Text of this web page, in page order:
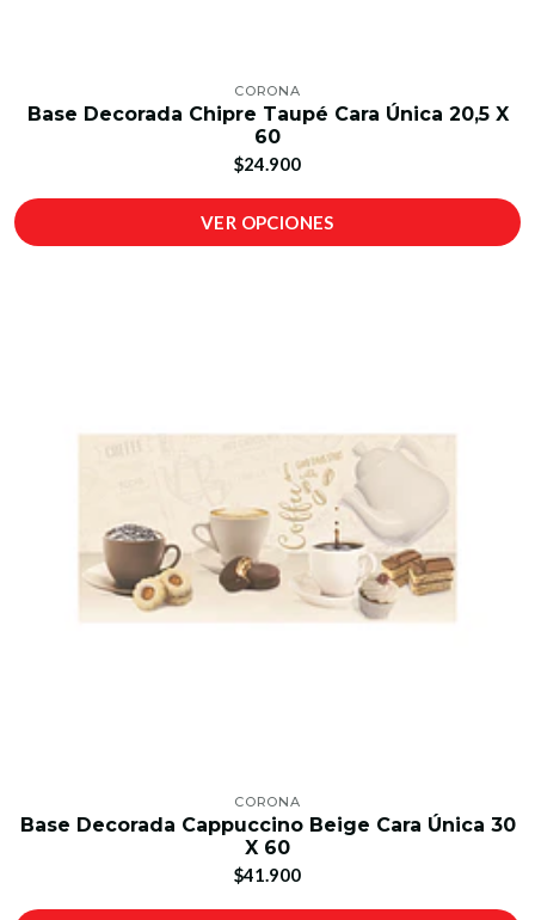
CORONA
Base Decorada Chipre Taupé Cara Única 20,5 X
60
$24.900
VER OPCIONES
CORONA
Base Decorada Cappuccino Beige Cara Única 30
X 60
$41.900